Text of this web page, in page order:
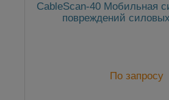
CableScan-40 Мобильная
повреждений
По запросу